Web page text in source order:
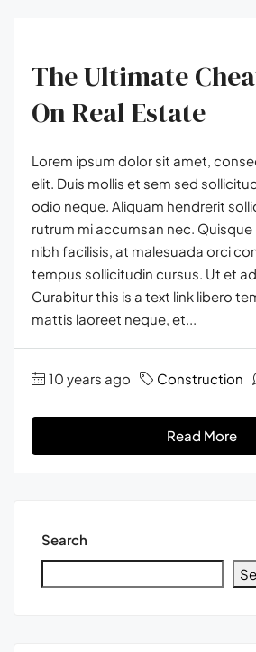
The Ultimate
On Real Estate
Lorem ipsum dolor sit amet,
elit. Duis mollis et sem sed
odio neque. Aliquam hendrerit
rutrum mi accumsan nec.
nibh facilisis, at malesuada orci
tempus sollicitudin cursus. Ut et
Curabitur this is a text link libero
mattis laoreet neque, et...
10 years ago Construction
Read More
Search